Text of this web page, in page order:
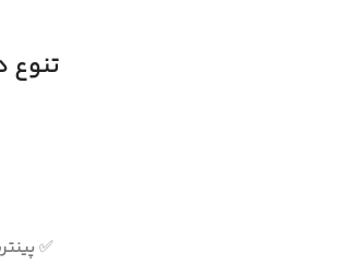
تنوع
✅